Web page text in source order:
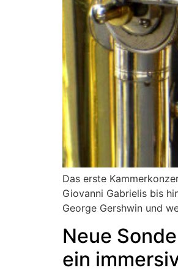
Das erste
Giovanni Gabrielis bis
George Gershwin und
Neue
ein